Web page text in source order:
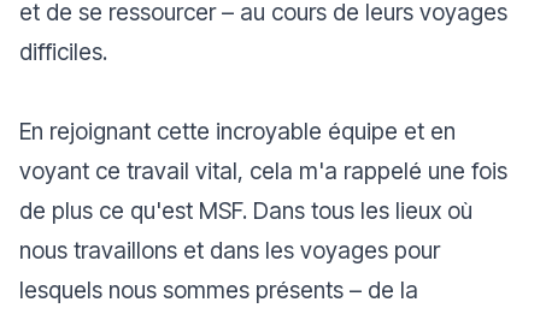
et de se ressourcer – au cours de leurs voyages
difficiles.
En rejoignant cette incroyable équipe et en
voyant ce travail vital, cela m'a rappelé une fois
de plus ce qu'est MSF. Dans tous les lieux où
nous travaillons et dans les voyages pour
lesquels nous sommes présents – de la